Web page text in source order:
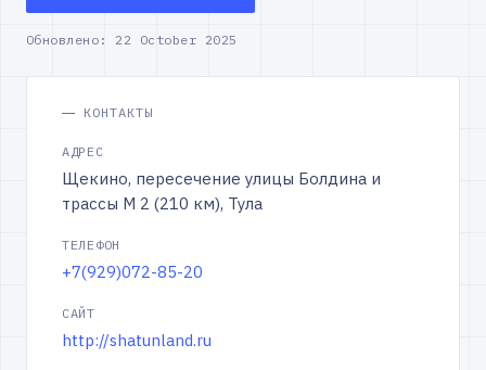
Обновлено: 22 October 2025
КОНТАКТЫ
АДРЕС
Щекино, пересечение улицы Болдина и
трассы М 2 (210 км), Тула
ТЕЛЕФОН
+7(929)072-85-20
САЙТ
http://shatunland.ru